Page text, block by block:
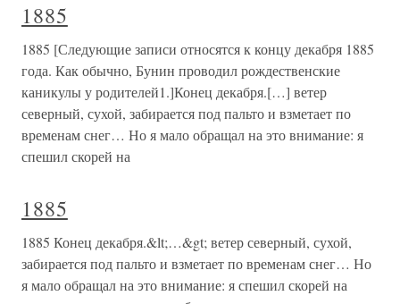
1885
1885 [Следующие записи относятся к концу декабря 1885
года. Как обычно, Бунин проводил рождественские
каникулы у родителей1.]Конец декабря.[…] ветер
северный, сухой, забирается под пальто и взметает по
временам снег… Но я мало обращал на это внимание: я
спешил скорей на
1885
1885 Конец декабря.&lt;…&gt; ветер северный, сухой,
забирается под пальто и взметает по временам снег… Но
я мало обращал на это внимание: я спешил скорей на